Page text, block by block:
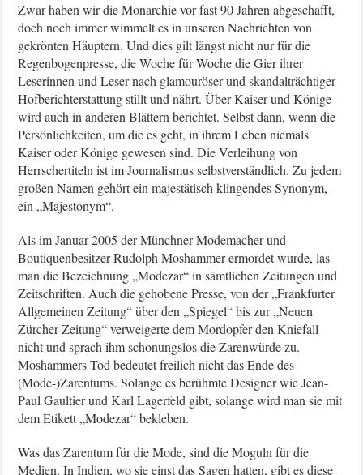
Zwar haben wir die Monarchie vor fast 90 Jahren abgeschafft,
doch noch immer wimmelt es in unseren Nachrichten von
gekrönten Häuptern. Und dies gilt längst nicht nur für die
Regenbogenpresse, die Woche für Woche die Gier ihrer
Leserinnen und Leser nach glamouröser und skandalträchtiger
Hofberichterstattung stillt und nährt. Über Kaiser und Könige
wird auch in anderen Blättern berichtet. Selbst dann, wenn die
Persönlichkeiten, um die es geht, in ihrem Leben niemals
Kaiser oder Könige gewesen sind. Die Verleihung von
Herrschertiteln ist im Journalismus selbstverständlich. Zu jedem
großen Namen gehört ein majestätisch klingendes Synonym,
ein „Majestonym“.
Als im Januar 2005 der Münchner Modemacher und
Boutiquenbesitzer Rudolph Moshammer ermordet wurde, las
man die Bezeichnung „Modezar“ in sämtlichen Zeitungen und
Zeitschriften. Auch die gehobene Presse, von der „Frankfurter
Allgemeinen Zeitung“ über den „Spiegel“ bis zur „Neuen
Zürcher Zeitung“ verweigerte dem Mordopfer den Kniefall
nicht und sprach ihm schonungslos die Zarenwürde zu.
Moshammers Tod bedeutet freilich nicht das Ende des
(Mode-)Zarentums. Solange es berühmte Designer wie Jean-
Paul Gaultier und Karl Lagerfeld gibt, solange wird man sie mit
dem Etikett „Modezar“ bekleben.
Was das Zarentum für die Mode, sind die Moguln für die
Medien. In Indien, wo sie einst das Sagen hatten, gibt es diese